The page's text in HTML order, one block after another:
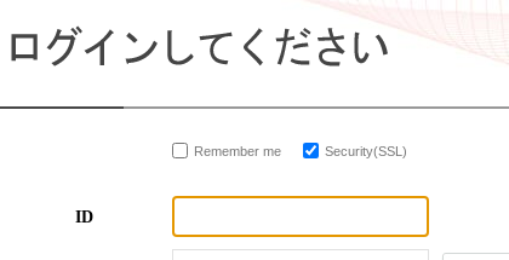
Remember me Security(SSL)
ID